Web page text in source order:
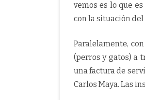
vemos es lo que
con la situación del
Paralelamente,
(perros y gatos) a
una factura de
Carlos Maya. Las